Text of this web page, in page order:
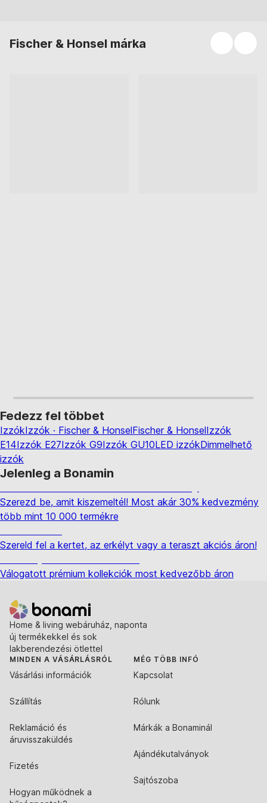
Fischer & Honsel márka
Fedezz fel többet
IzzókIzzók · Fischer & HonselFischer & HonselIzzók
E14Izzók E27Izzók G9Izzók GU10LED izzókDimmelhető
izzók
Jelenleg a Bonamin
Szerezd be, amit kiszemeltél! Most akár 30% kedvezmény
több mint 10 000 termékre
Szereld fel a kertet, az erkélyt vagy a teraszt akciós áron!
Válogatott prémium kollekciók most kedvezőbb áron
Home & living webáruház, naponta
új termékekkel és sok
lakberendezési ötlettel
MINDEN A VÁSÁRLÁSRÓL
Vásárlási információk
Szállítás
Reklamáció és
áruvisszaküldés
Fizetés
Hogyan működnek a
MÉG TÖBB INFÓ
Kapcsolat
Rólunk
Márkák a Bonaminál
Ajándékutalványok
Sajtószoba